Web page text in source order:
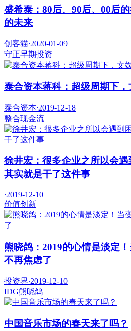
盛希泰：80后、90后、00后
的未来
创客猫·2020-01-09
守正早期投资
泰合资本蒋科：超级周期下，
泰合资本·2019-12-18
整合现金流
徐井宏：很多企业之所以会遇
其实就是干了这件事
·2019-12-10
价值创新
熊晓鸽：2019的心情是淡定
不再焦虑了
投资界·2019-12-10
IDG熊晓鸽
中国音乐市场的春天来了吗？